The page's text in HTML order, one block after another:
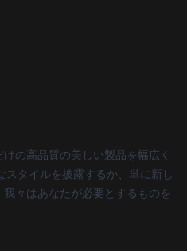
の高品質の美しい製品を幅広く
スタイルを披露するか、単に新し
々はあなたが必要とするものを